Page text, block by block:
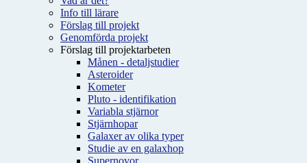
Info till lärare
Förslag till projekt
Genomförda projekt
Förslag till projektarbeten
Månen - detaljstudier
Asteroider
Kometer
Pluto - identifikation
Variabla stjärnor
Stjärnhopar
Galaxer av olika typer
Studie av en galaxhop
Supernovor